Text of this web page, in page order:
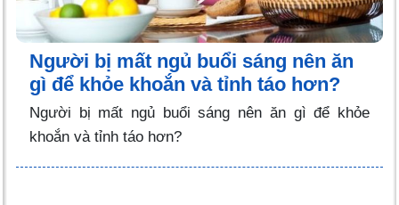
Người bị mất ngủ buổi sáng nên ăn
gì để khỏe khoắn và tỉnh táo hơn?
Người bị mất ngủ buổi sáng nên ăn gì để khỏe
khoắn và tỉnh táo hơn?